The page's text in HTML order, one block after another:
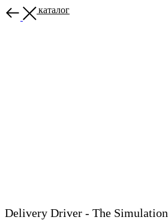
Назад в каталог
Delivery Driver - The Simulation